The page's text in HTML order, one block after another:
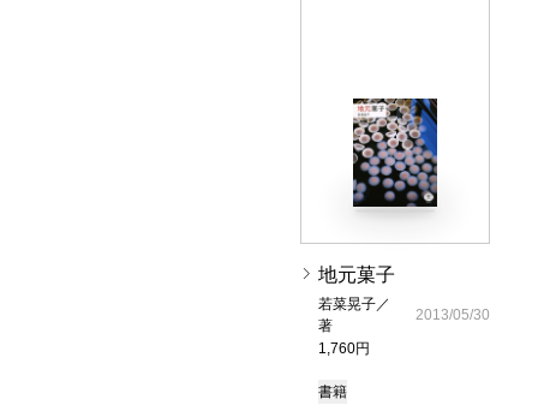
地元菓子
若菜晃子／
著
1,760円
2013/05/30
書籍